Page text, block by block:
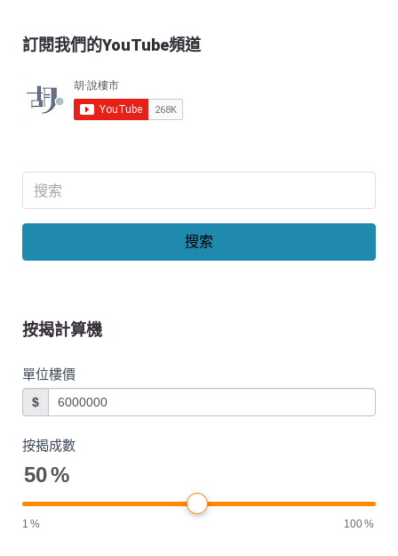
訂閱我們的YouTube頻道
搜索
按揭計算機
單位樓價
$
按揭成數
50%
1 % 100%